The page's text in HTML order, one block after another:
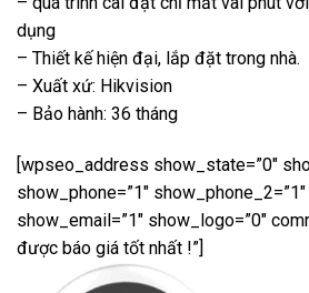
dụng
– Thiết kế hiện đại, lắp đặt trong nhà.
– Xuất xứ: Hikvision
– Bảo hành: 36 tháng
[wpseo_address show_state=”0″
show_phone=”1″
show_email=”1″ show_logo=”0″
được báo giá tốt nhất !”]